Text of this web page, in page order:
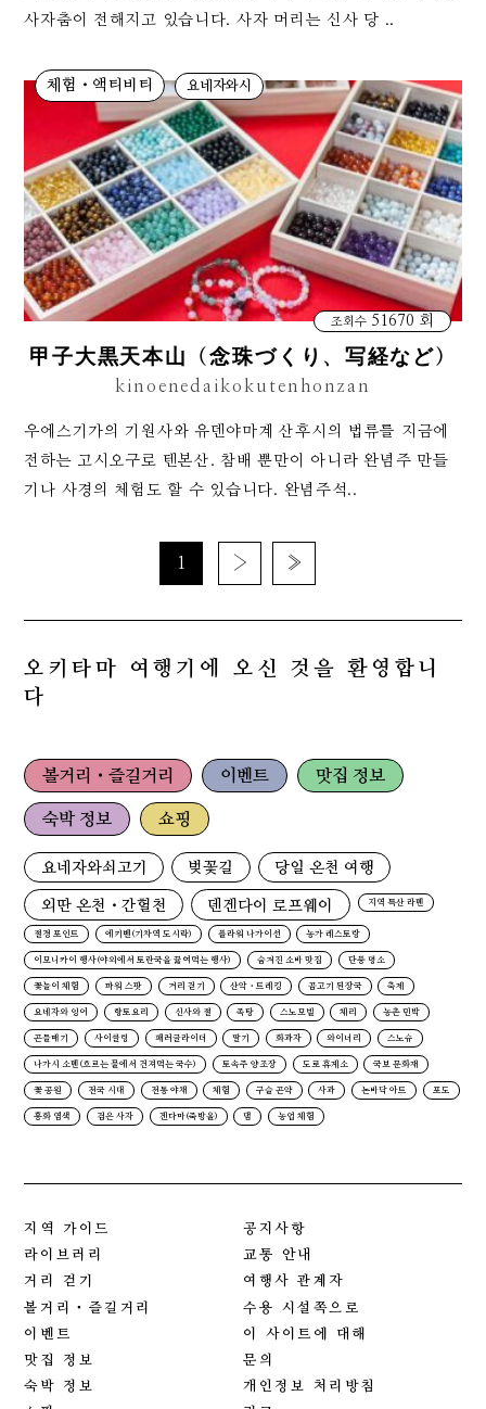
사자춤이 전해지고 있습니다. 사자 머리는 신사 당 ..
체험・액티비티 요네자와시
조회수51670 회
甲子大黒天本山（念珠づくり、写経など）
kinoenedaikokutenhonzan
우에스기가의 기원사와 유덴야마계 산후시의 법류를 지금에
전하는 고시오구로 텐본산. 참배 뿐만이 아니라 완념주 만들
기나 사경의 체험도 할 수 있습니다. 완념주석..
1 › »
오키타마 여행기에 오신 것을 환영합니
다
볼거리・즐길거리 이벤트 맛집 정보
숙박 정보 쇼핑
요네자와쇠고기 벚꽃길 당일 온천 여행
외딴 온천・간헐천 덴겐다이 로프웨이 지역 특산 라멘
절경 포인트 에키벤(기차역 도시락) 플라워 나가이선 농가 레스토랑
이모니카이 행사(야외에서 토란국을 끓여먹는 행사) 숨겨진 소바 맛집 단풍 명소
꽃놀이 체험 파워 스팟 거리 걷기 산악・트레킹 곰고기 된장국 축제
요네자와 잉어 향토요리 신사와 절 족탕 스노모빌 체리 농촌 민박
곤들매기 사이클링 패러글라이더 딸기 화과자 와이너리 스노슈
나가시 소멘(흐르는 물에서 건져먹는 국수) 토속주 양조장 도로 휴게소 국보 문화재
꽃 공원 전국 시대 전통 야채 체험 구슬 곤약 사과 논바닥 아트 포도
홍화 염색 검은 사자 겐다마(죽방울) 댐 농업 체험
지역 가이드
라이브러리
거리 걷기
볼거리・즐길거리
이벤트
맛집 정보
숙박 정보
공지사항
교통 안내
여행사 관계자
수용 시설쪽으로
이 사이트에 대해
문의
개인정보 처리방침